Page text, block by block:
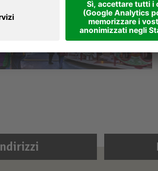
Indirizzi